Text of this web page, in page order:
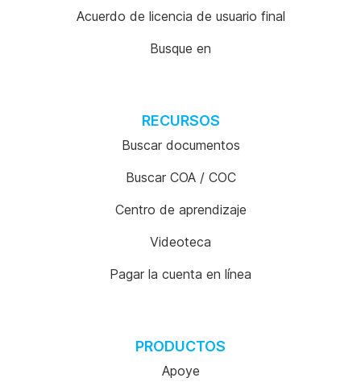
Acuerdo de licencia de usuario final
Busque en
RECURSOS
Buscar documentos
Buscar COA / COC
Centro de aprendizaje
Videoteca
Pagar la cuenta en línea
PRODUCTOS
Apoye